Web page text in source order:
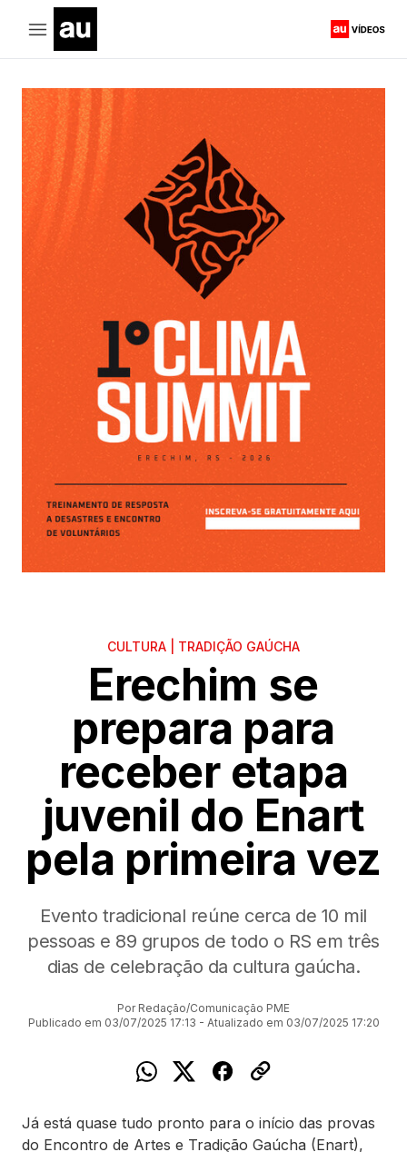
CULTURA | TRADIÇÃO GAÚCHA
Erechim se
prepara para
receber etapa
juvenil do Enart
pela primeira vez
Evento tradicional reúne cerca de 10 mil
pessoas e 89 grupos de todo o RS em três
dias de celebração da cultura gaúcha.
Por Redação/Comunicação PME
Publicado em 03/07/2025 17:13 - Atualizado em 03/07/2025 17:20
Já está quase tudo pronto para o início das provas
do Encontro de Artes e Tradição Gaúcha (Enart),